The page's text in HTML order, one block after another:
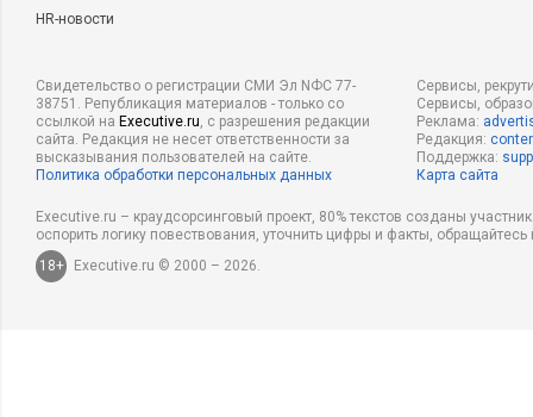
HR-новости
Свидетельство о регистрации СМИ Эл NФС 77-
38751. Републикация материалов - только со
ссылкой на Executive.ru, с разрешения редакции
сайта. Редакция не несет ответственности за
высказывания пользователей на сайте.
Политика обработки персональных данных
Сервисы,
Сервисы,
Реклама:
Редакция:
Поддержка:
Карта сайта
Executive.ru – краудсорсинговый проект, 80% текстов созданы
оспорить логику повествования, уточнить цифры и факты,
18+
Executive.ru © 2000 – 2026.